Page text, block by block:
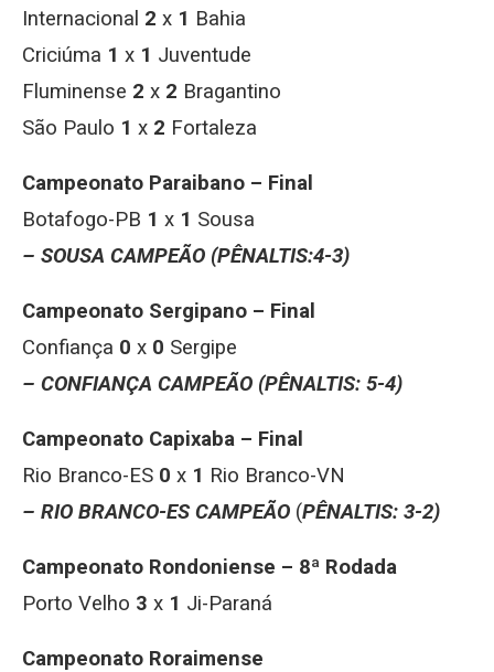
Internacional 2 x 1 Bahia
Criciúma 1 x 1 Juventude
Fluminense 2 x 2 Bragantino
São Paulo 1 x 2 Fortaleza
Campeonato Paraibano – Final
Botafogo-PB 1 x 1 Sousa
– SOUSA CAMPEÃO (PÊNALTIS:4-3)
Campeonato Sergipano – Final
Confiança 0 x 0 Sergipe
– CONFIANÇA CAMPEÃO (PÊNALTIS: 5-4)
Campeonato Capixaba – Final
Rio Branco-ES 0 x 1 Rio Branco-VN
– RIO BRANCO-ES CAMPEÃO (PÊNALTIS: 3-2)
Campeonato Rondoniense – 8ª Rodada
Porto Velho 3 x 1 Ji-Paraná
Campeonato Roraimense